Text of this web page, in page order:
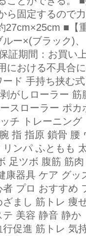
ら固定するので
27cm×25cm ■【
ー×(ブラック)
証期間：お買い
における不具合
ド 手持ち挟む
がしローラー
スローラー ポ
チ トレーニン
指 指原 鎖骨 腰
リンパ ふともも
足ツボ 腹筋 筋
康器具 ケア グ
プロ おすすめ
まし 筋トレ 痩
美容 静音 静
促進 筋トレ 気